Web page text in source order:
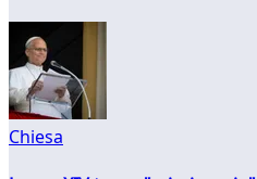
Chiesa